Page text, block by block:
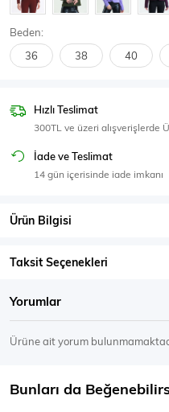
Body Atlet
SPOR GİYİM
Eşofman Üstü
Beden:
36 38 40
Hızlı Teslimat
300TL ve üzeri alışverişlerde
İade ve Teslimat
14 gün içerisinde iade imkanı
Ürün Bilgisi
Taksit Seçenekleri
Yorumlar
Ürüne ait yorum
Bunları da